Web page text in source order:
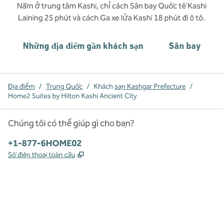
Nằm ở trung tâm Kashi, chỉ cách Sân bay Quốc tế Kashi
Laining 25 phút và cách Ga xe lửa Kashi 18 phút đi ô tô.
Những địa điểm gần khách sạn Sân bay
Địa điểm / Trung Quốc / Khách sạn Kashgar Prefecture /
Home2 Suites by Hilton Kashi Ancient City
Chúng tôi có thể giúp gì cho bạn?
Điện thoại:
+1-877-6HOME02
Số điện thoại toàn cầu ,